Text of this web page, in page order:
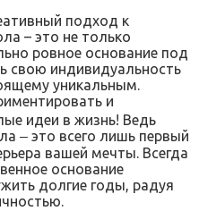
подход к
– это не только
ровное основание под
свою индивидуальность
уникальным.
и
идеи в жизнь! Ведь
‒ это всего лишь первый
вашей мечты. Всегда
основание
долгие годы, радуя